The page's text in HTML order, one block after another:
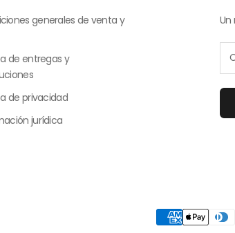
generales de venta y
de entregas y
de privacidad
jurídica
Un